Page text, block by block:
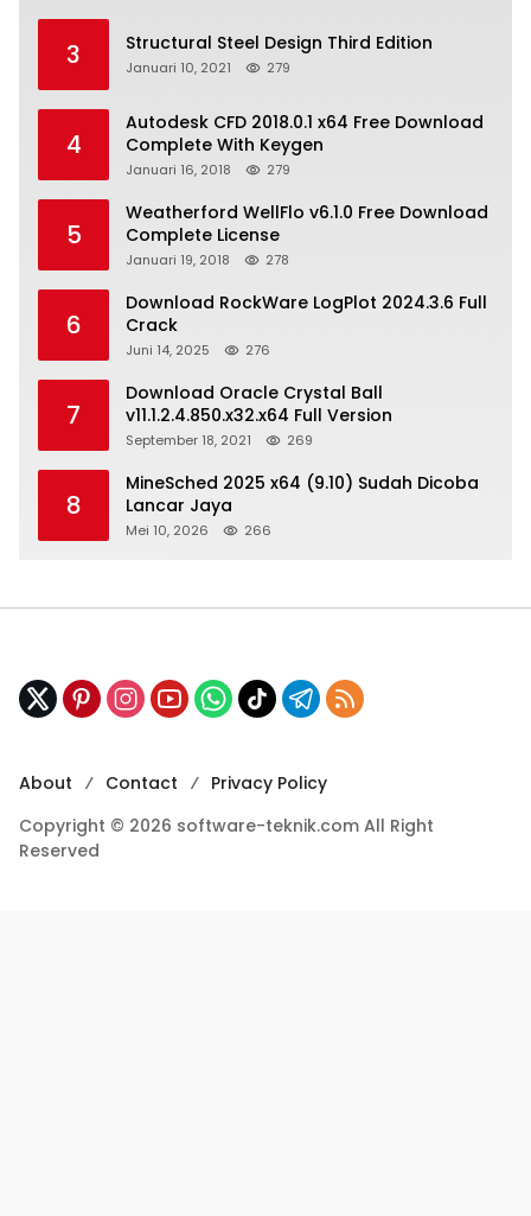
3 Structural Steel Design Third Edition
Januari 10, 2021 279
4
Autodesk CFD 2018.0.1 x64 Free Download
Complete With Keygen
Januari 16, 2018 279
5
Weatherford WellFlo v6.1.0 Free Download
Complete License
Januari 19, 2018 278
6
Download RockWare LogPlot 2024.3.6 Full
Crack
Juni 14, 2025 276
7
Download Oracle Crystal Ball
v11.1.2.4.850.x32.x64 Full Version
September 18, 2021 269
8
MineSched 2025 x64 (9.10) Sudah Dicoba
Lancar Jaya
Mei 10, 2026 266
About Contact
Privacy Policy
Copyright © 2026 software-teknik.com All Right
Reserved